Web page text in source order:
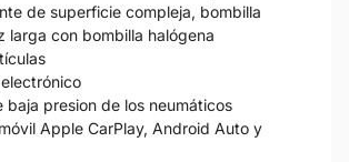
de superficie compleja, bombilla
larga con bombilla halógena
baja presion de los neumáticos
Apple CarPlay, Android Auto y